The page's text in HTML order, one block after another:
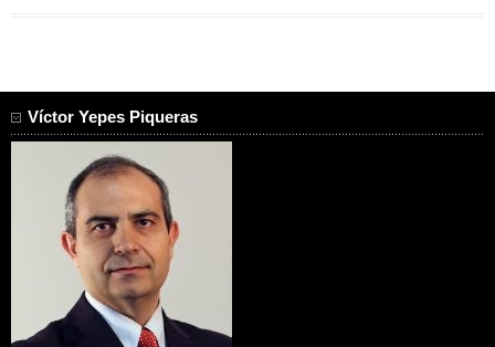
Víctor Yepes Piqueras